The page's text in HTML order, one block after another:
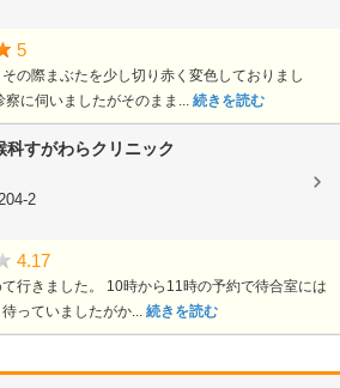
5
の際まぶたを少し切り赤く変色しておりまし
に伺いましたがそのまま... 続きを読む
科すがわらクリニック
2
4.17
行きました。 10時から11時の予約で待合室には
っていましたがか... 続きを読む